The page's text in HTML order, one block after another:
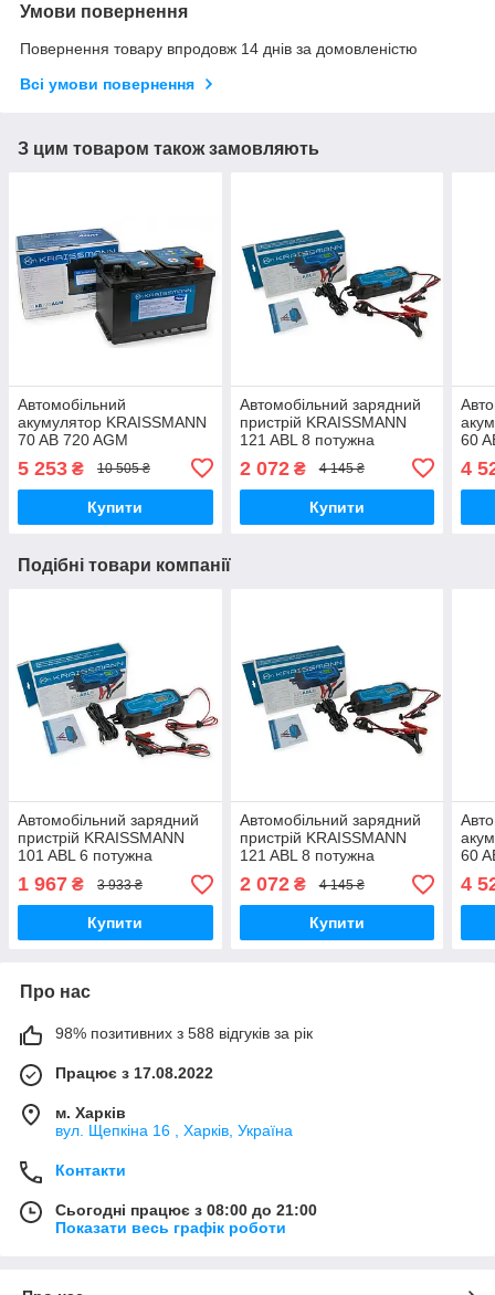
Умови повернення
Повернення товару впродовж 14 днів за домовленістю
Всі умови повернення
З цим товаром також замовляють
Автомобільний
акумулятор KRAISSMANN
70 AB 720 AGM
Акумулятори для легкових
авто 720 А
5 253 ₴ 10 505 ₴
Купити
Автомобільний зарядний
пристрій KRAISSMANN
121 ABL 8 потужна
2 072₴ 4 145 ₴
Купити
60
4
Подібні товари компанії
Автомобільний зарядний
пристрій KRAISSMANN
101 ABL 6 потужна
зарядка для акб 12v
1 967 ₴ 3 933 ₴
Купити
Автомобільний зарядний
пристрій KRAISSMANN
121 ABL 8 потужна
зарядка для акб 12v
2 072₴ 4 145 ₴
Купити
60
4
Про нас
98% позитивних з 588 відгуків за рік
Працює з 17.08.2022
м. Харків
вул. Щепкіна 16 , Харків, Україна
Контакти
Сьогодні працює з 08:00 до 21:00
Показати весь графік роботи